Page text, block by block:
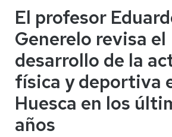
El profesor
Generelo revisa el
desarrollo de la
física y deportiva
Huesca en los
años